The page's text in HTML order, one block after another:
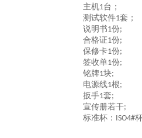
主机1台；
测试软件1套；
说明书1份;
合格证1份;
保修卡1份;
签收单1份;
铭牌1块;
电源线1根;
扳手1套;
宣传册若干;
标准杯： ISO4#